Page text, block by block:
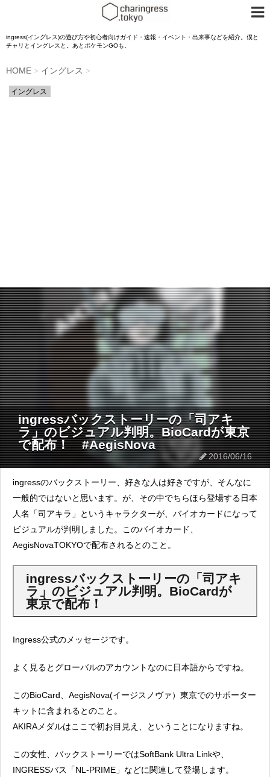
ingress(イングレス)の遊び方や初心者向けガイド・速報・イベント・出来事などを紹介。僕と
チャリとイングレスと。あとポケモンGOも。
HOME > イングレス >
イングレス
ingressバックストーリーの「司アキ
ラ」のビジュアル判明。BioCardが東京
で配布！ #AegisNova
2016/06/16
ingressのバックストーリー、好きな人は好きですが、そんなに
一般的ではないと思います。が、その中でちらほら登場する日本
人名「司アキラ」というキャラクターが、バイオカードになって
ビジュアルが判明しました。このバイオカード、
AegisNovaTOKYOで配布されるとのこと。
ingressバックストーリーの「司アキ
ラ」のビジュアル判明。BioCardが
東京で配布！
Ingress公式のメッセージです。
よく見るとグローバルのアカウントなのに日本語からですね。
このBioCard、AegisNova(イージスノヴァ）東京でのサポーター
キットに含まれるとのこと。
AKIRAメダルはここで初お目見え、ということになりますね。
この女性、バックストーリーではSoftBank Ultra Linkや、
INGRESSバス「NL-PRIME」などに関連して登場します。